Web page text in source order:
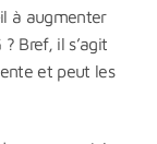
à augmenter
Bref, il s’agit
et peut les